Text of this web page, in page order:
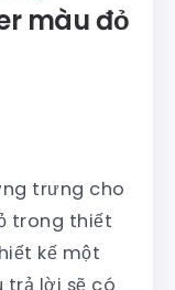
màu đỏ
trưng cho
trong thiết
kế một
trả lời sẽ có